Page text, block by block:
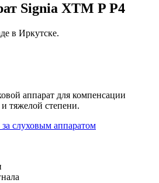
Signia XTM P P4
в Иркутске.
аппарат для компенсации
тяжелой степени.
слуховым аппаратом